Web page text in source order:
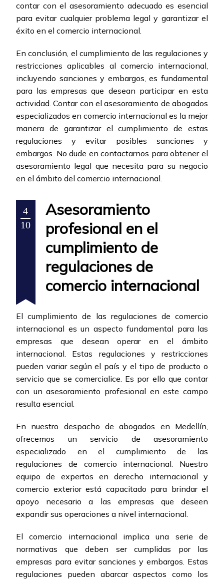
contar con el asesoramiento adecuado es esencial
para evitar cualquier problema legal y garantizar el
éxito en el comercio internacional.
En conclusión, el cumplimiento de las regulaciones y
restricciones aplicables al comercio internacional,
incluyendo sanciones y embargos, es fundamental
para las empresas que desean participar en esta
actividad. Contar con el asesoramiento de abogados
especializados en comercio internacional es la mejor
manera de garantizar el cumplimiento de estas
regulaciones y evitar posibles sanciones y
embargos. No dude en contactarnos para obtener el
asesoramiento legal que necesita para su negocio
en el ámbito del comercio internacional.
4
10
Asesoramiento
profesional en el
cumplimiento de
regulaciones de
comercio internacional
El cumplimiento de las regulaciones de comercio
internacional es un aspecto fundamental para las
empresas que desean operar en el ámbito
internacional. Estas regulaciones y restricciones
pueden variar según el país y el tipo de producto o
servicio que se comercialice. Es por ello que contar
con un asesoramiento profesional en este campo
resulta esencial.
En nuestro despacho de abogados en Medellín,
ofrecemos un servicio de asesoramiento
especializado en el cumplimiento de las
regulaciones de comercio internacional. Nuestro
equipo de expertos en derecho internacional y
comercio exterior está capacitado para brindar el
apoyo necesario a las empresas que deseen
expandir sus operaciones a nivel internacional.
El comercio internacional implica una serie de
normativas que deben ser cumplidas por las
empresas para evitar sanciones y embargos. Estas
regulaciones pueden abarcar aspectos como los